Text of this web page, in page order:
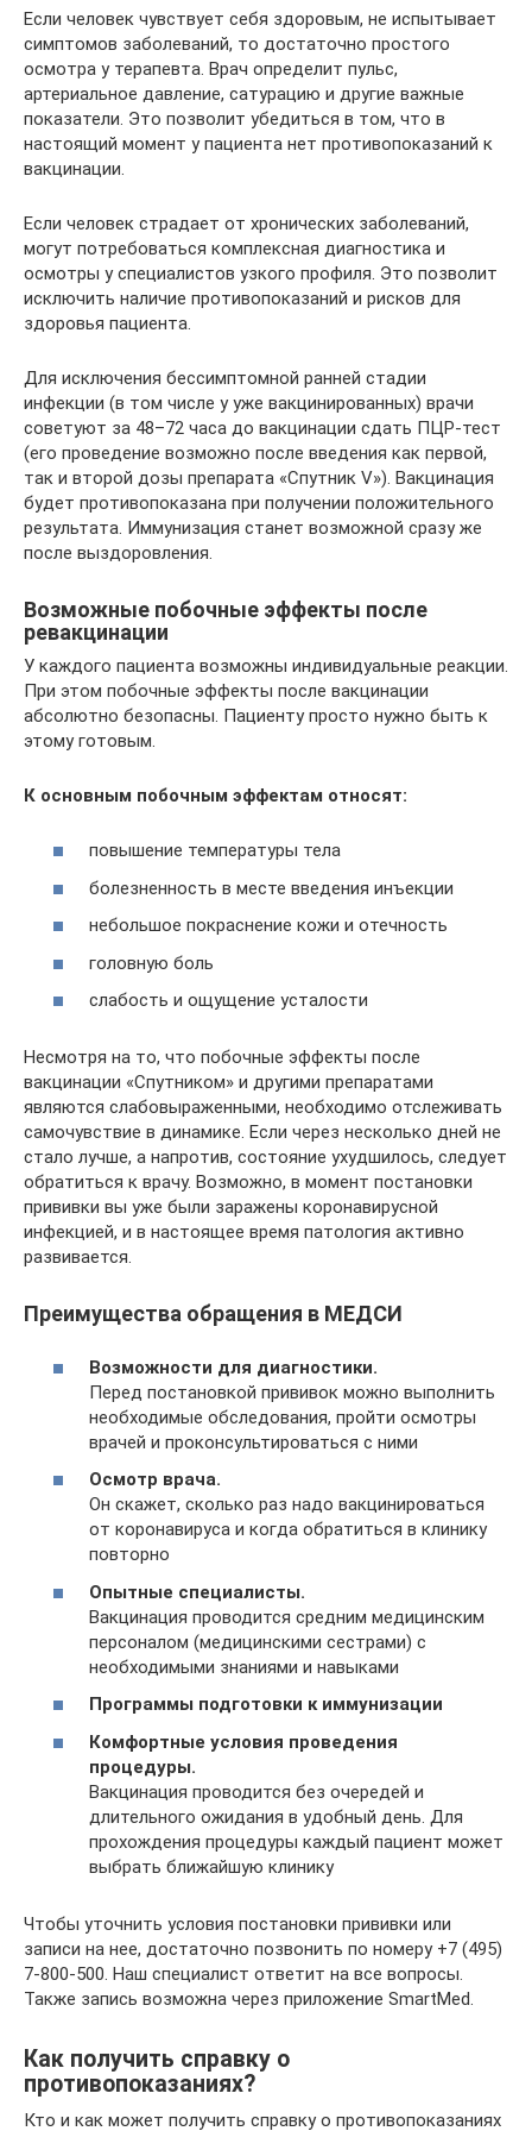
Если человек чувствует себя здоровым, не испытывает
симптомов заболеваний, то достаточно простого
осмотра у терапевта. Врач определит пульс,
артериальное давление, сатурацию и другие важные
показатели. Это позволит убедиться в том, что в
настоящий момент у пациента нет противопоказаний к
вакцинации.
Если человек страдает от хронических заболеваний,
могут потребоваться комплексная диагностика и
осмотры у специалистов узкого профиля. Это позволит
исключить наличие противопоказаний и рисков для
здоровья пациента.
Для исключения бессимптомной ранней стадии
инфекции (в том числе у уже вакцинированных) врачи
советуют за 48–72 часа до вакцинации сдать ПЦР-тест
(его проведение возможно после введения как первой,
так и второй дозы препарата «Спутник V»). Вакцинация
будет противопоказана при получении положительного
результата. Иммунизация станет возможной сразу же
после выздоровления.
Возможные побочные эффекты после
ревакцинации
У каждого пациента возможны индивидуальные реакции.
При этом побочные эффекты после вакцинации
абсолютно безопасны. Пациенту просто нужно быть к
этому готовым.
К основным побочным эффектам относят:
повышение температуры тела
болезненность в месте введения инъекции
небольшое покраснение кожи и отечность
головную боль
слабость и ощущение усталости
Несмотря на то, что побочные эффекты после
вакцинации «Спутником» и другими препаратами
являются слабовыраженными, необходимо отслеживать
самочувствие в динамике. Если через несколько дней не
стало лучше, а напротив, состояние ухудшилось, следует
обратиться к врачу. Возможно, в момент постановки
прививки вы уже были заражены коронавирусной
инфекцией, и в настоящее время патология активно
развивается.
Преимущества обращения в МЕДСИ
Возможности для диагностики.
Перед постановкой прививок можно выполнить
необходимые обследования, пройти осмотры
врачей и проконсультироваться с ними
Осмотр врача.
Он скажет, сколько раз надо вакцинироваться
от коронавируса и когда обратиться в клинику
повторно
Опытные специалисты.
Вакцинация проводится средним медицинским
персоналом (медицинскими сестрами) с
необходимыми знаниями и навыками
Программы подготовки к иммунизации
Комфортные условия проведения
процедуры.
Вакцинация проводится без очередей и
длительного ожидания в удобный день. Для
прохождения процедуры каждый пациент может
выбрать ближайшую клинику
Чтобы уточнить условия постановки прививки или
записи на нее, достаточно позвонить по номеру +7 (495)
7-800-500. Наш специалист ответит на все вопросы.
Также запись возможна через приложение SmartMed.
Как получить справку о
противопоказаниях?
Кто и как может получить справку о противопоказаниях